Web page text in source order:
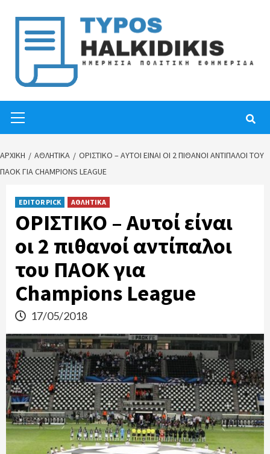
content
Menu
ΑΡΧΙΚΉ ΑΘΛΗΤΙΚΑ
ΟΡΙΣΤΙΚΟ – ΑΥΤΟΊ ΕΊΝΑΙ ΟΙ 2 ΠΙΘΑΝΟΊ ΑΝΤΊΠΑΛΟΙ ΤΟΥ
ΠΑΟΚ ΓΙΑ CHAMPIONS LEAGUE
EDITOR PICK ΑΘΛΗΤΙΚΑ
ΟΡΙΣΤΙΚΟ – Αυτοί είναι
οι 2 πιθανοί αντίπαλοι
του ΠΑΟΚ για
Champions League
17/05/2018